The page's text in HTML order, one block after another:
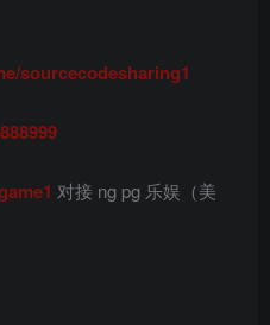
sourcecodesharing1
对接 ng pg 乐娱（美